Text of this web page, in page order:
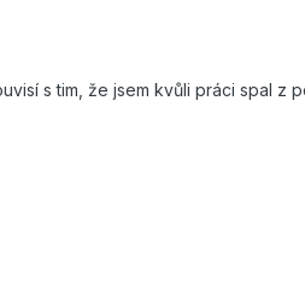
s tim, že jsem kvůli práci spal